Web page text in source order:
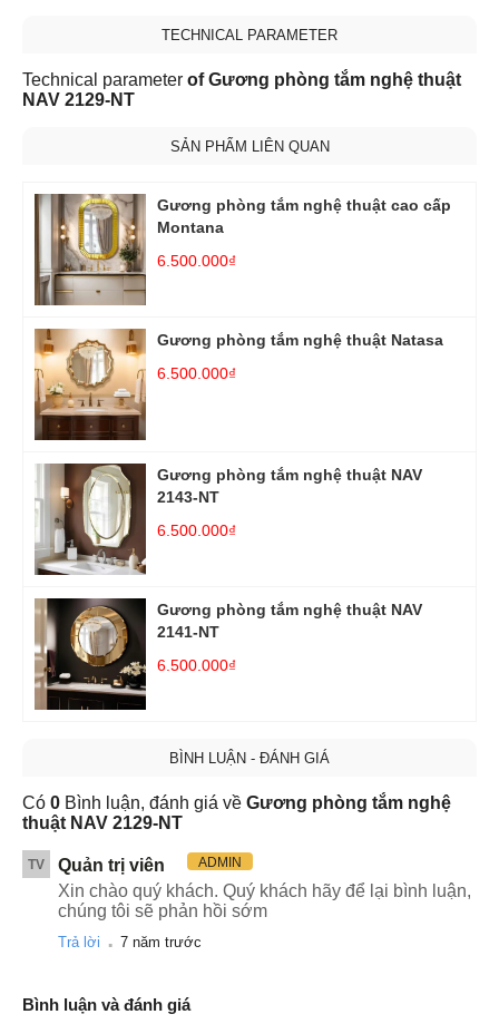
TECHNICAL PARAMETER
Technical parameter of Gương phòng tắm nghệ thuật
NAV 2129-NT
SẢN PHẨM LIÊN QUAN
Gương phòng tắm nghệ thuật cao cấp
Montana
6.500.000₫
Gương phòng tắm nghệ thuật Natasa
6.500.000₫
Gương phòng tắm nghệ thuật NAV
2143-NT
6.500.000₫
Gương phòng tắm nghệ thuật NAV
2141-NT
6.500.000₫
BÌNH LUẬN - ĐÁNH GIÁ
Có 0 Bình luận, đánh giá về Gương phòng tắm nghệ
thuật NAV 2129-NT
TV Quản trị viên ADMIN
Xin chào quý khách. Quý khách hãy để lại bình luận,
chúng tôi sẽ phản hồi sớm
Trả lời . 7 năm trước
Bình luận và đánh giá